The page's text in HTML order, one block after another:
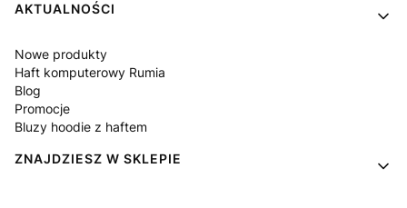
AKTUALNOŚCI
Nowe produkty
Haft komputerowy Rumia
Blog
Promocje
Bluzy hoodie z haftem
ZNAJDZIESZ W SKLEPIE